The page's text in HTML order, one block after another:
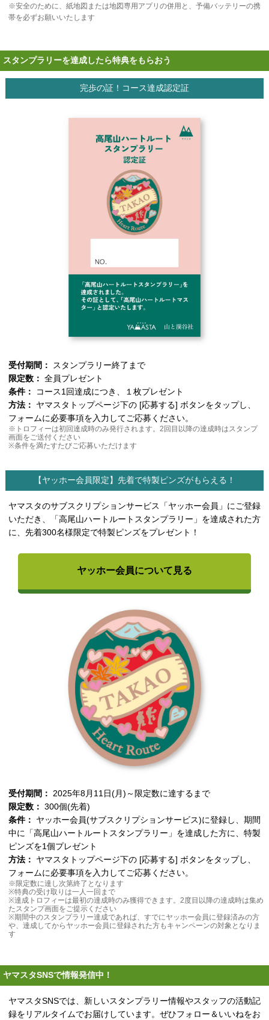
※安全のために、紙地図または地図専用アプリの併用と、予備バッテリーの携
帯を必ずお願いいたします
スタンプラリーを達成したら特典をもらおう
完歩の証！コース達成認定証
受付期間：
スタンプラリー終了まで
限定数： 全員プレゼント
条件：
コース1回達成につき、１枚プレゼント
方法：
ヤマスタトップページ下の [応募する] ボタンをタップし、
フォームに必要事項を入力してご応募ください。
※トロフィーは初回達成時のみ発行されます。2回目以降の達成時はスタンプ
画面をご送付ください
※条件を満たすたびご応募いただけます
【ヤッホー会員限定】先着で特製ピンズがもらえる！
ヤマスタのサブスクリプションサービス「ヤッホー会員」にご登録
いただき、「高尾山ハートルートスタンプラリー」を達成された方
に、先着300名様限定で特製ピンズをプレゼント！
ヤッホー会員について見る
受付期間：
2025年8月11日(月)～限定数に達するまで
限定数： 300個(先着)
条件：
ヤッホー会員(サブスクリプションサービス)に登録し、期間
中に「高尾山ハートルートスタンプラリー」を達成した方に、特製
ピンズを1個プレゼント
方法：
ヤマスタトップページ下の [応募する] ボタンをタップし、
フォームに必要事項を入力してご応募ください。
※限定数に達し次第終了となります
※特典の受け取りは一人一回まで
※達成トロフィーは最初の達成時のみ獲得できます。2度目以降の達成時は集め
たスタンプ画面をご提示ください
※期間中のスタンプラリー達成であれば、すでにヤッホー会員に登録済みの方
や、達成してからヤッホー会員に登録された方もキャンペーンの対象となりま
す
ヤマスタSNSで情報発信中！
ヤマスタSNSでは、新しいスタンプラリー情報やスタッフの活動記
録をリアルタイムでお届けしています。ぜひフォロー＆いいねをお